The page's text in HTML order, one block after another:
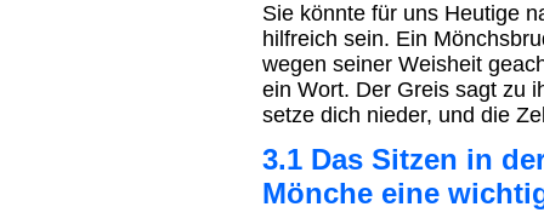
Sie könnte für uns Heutige
hilfreich sein. Ein
wegen seiner Weisheit
ein Wort. Der Greis sagt zu
setze dich nieder, und die
3.1 Das Sitzen in
Mönche eine